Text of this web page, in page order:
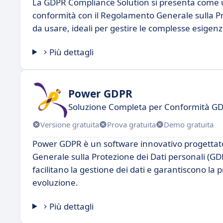
conformità con il Regolamento Generale sulla
da usare, ideali per gestire le complesse
Più dettagli
Power GDPR
Soluzione Completa per Conformità
Versione gratuita Prova gratuita Demo gratuita
Power GDPR è un software innovativo
Generale sulla Protezione dei Dati personali
facilitano la gestione dei dati e garantiscono
evoluzione.
Più dettagli